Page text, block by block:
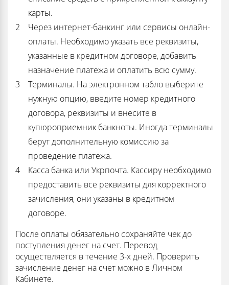
карты.
Через интернет-банкинг или сервисы онлайн-
оплаты. Необходимо указать все реквизиты,
указанные в кредитном договоре, добавить
назначение платежа и оплатить всю сумму.
Терминалы. На электронном табло выберите
нужную опцию, введите номер кредитного
договора, реквизиты и внесите в
купюроприемник банкноты. Иногда терминалы
берут дополнительную комиссию за
проведение платежа.
Касса банка или Укрпочта. Кассиру необходимо
предоставить все реквизиты для корректного
зачисления, они указаны в кредитном
договоре.
После оплаты обязательно сохраняйте чек до
поступления денег на счет. Перевод
осуществляется в течение 3-х дней. Проверить
зачисление денег на счет можно в Личном
Кабинете.